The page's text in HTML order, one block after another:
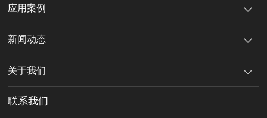
应用案例
新闻动态
关于我们
联系我们